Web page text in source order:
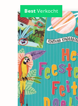
Best Verkocht